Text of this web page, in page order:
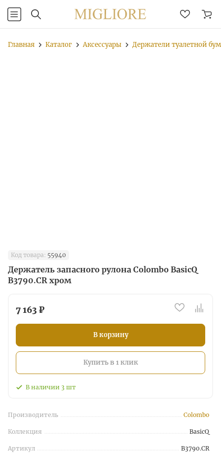
Главная Каталог Аксессуары Держатели туалетной
Код товара: 55940
Держатель запасного рулона Colombo BasicQ
B3790.CR хром
7 163 ₽
В корзину
Купить в 1 клик
В наличии 3 шт
Производитель Colombo
Коллекция BasicQ
Артикул B3790.CR